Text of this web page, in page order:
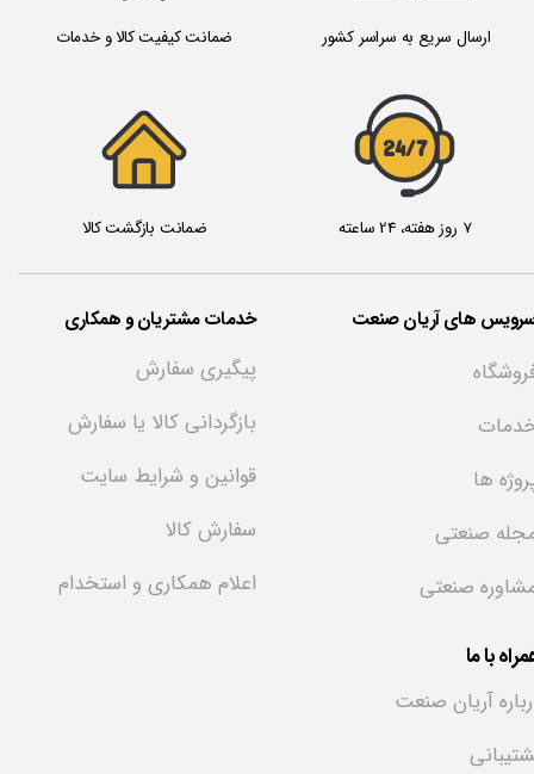
7 روز هفته، 24 ساعته ضمانت بازگشت کالا
ضمانت کیفیت کالا و خدمات
های آریان صنعت خدمات مشتریان و همکاری
با ما
ها
صنعتی
صنعتی
پیگیری سفارش
بازگردانی کالا یا سفارش
قوانین و شرایط سایت
سفارش کالا
اعلام همکاری و استخدام
آریان صنعت
ارسال سریع به سراسر کشور
24/7